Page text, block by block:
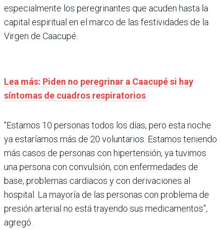
especialmente los peregrinantes que acuden hasta la
capital espiritual en el marco de las festividades de la
Virgen de Caacupé.
Lea más: Piden no peregrinar a Caacupé si hay
síntomas de cuadros respiratorios
“Estamos 10 personas todos los días, pero esta noche
ya estaríamos más de 20 voluntarios. Estamos teniendo
más casos de personas con hipertensión, ya tuvimos
una persona con convulsión, con enfermedades de
base, problemas cardiacos y con derivaciones al
hospital. La mayoría de las personas con problema de
presión arterial no está trayendo sus medicamentos”,
agregó.